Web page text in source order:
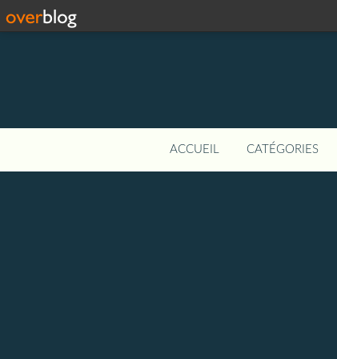
ACCUEIL CATÉGORIES